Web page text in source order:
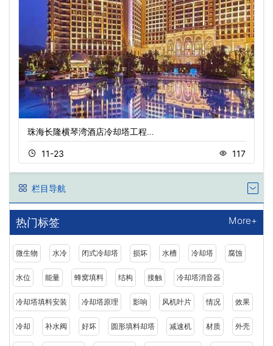
珠海长隆横琴湾酒店冷却塔工程…
11-23 117
栏目导航
热门标签 More+
微生物 水冷 闭式冷却塔 损坏 水槽 冷却塔 腐蚀
水位 能量 蜂窝填料 结构 接触 冷却塔消音器
冷却塔填料安装 冷却塔原理 影响 风机叶片 情况 效果
冷却 补水阀 好坏 圆形填料却塔 减速机 材质 外壳